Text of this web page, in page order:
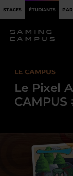
STAGES ÉTUDIANTS
LE CAMPUS
Le Pixel
CAMPUS